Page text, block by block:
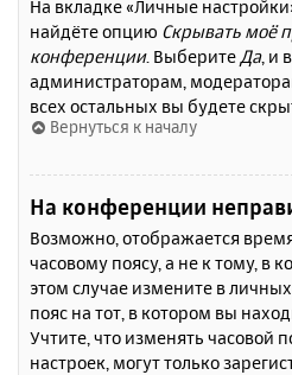
На вкладке «Личные
найдёте опцию Скрывать моё
конференции. Выберите Да, и
администраторам,
всех остальных вы будете
Вернуться к началу
На конференции
Возможно, отображается
часовому поясу, а не к тому, в
этом случае измените в
пояс на тот, в котором вы
Учтите, что изменять часовой
настроек, могут только